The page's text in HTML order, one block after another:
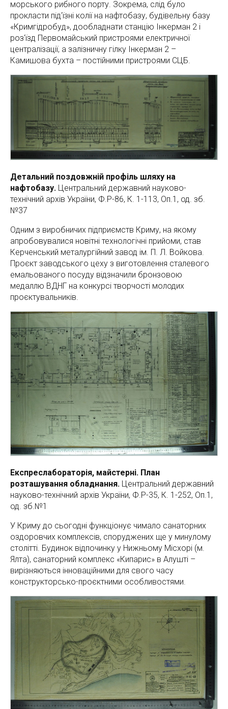
морського рибного порту. Зокрема, слід було
прокласти під'їзні колії на нафтобазу, будівельну базу
«Кримгідробуд», дообладнати станцію Інкерман 2 і
роз'їзд Первомайський пристроями електричної
централізації, а залізничну гілку Інкерман 2 –
Камишова бухта – постійними пристроями СЦБ.
Детальний поздовжній профіль шляху на
нафтобазу. Центральний державний науково-
технічний архів України, Ф.Р-86, К. 1-113, Оп.1, од. зб.
№37
Одним з виробничих підприємств Криму, на якому
апробовувалися новітні технологічні прийоми, став
Керченський металургійний завод ім. П. Л. Войкова.
Проєкт заводського цеху з виготовлення сталевого
емальованого посуду відзначили бронзовою
медаллю ВДНГ на конкурсі творчості молодих
проєктувальників.
Експреслабораторія, майстерні. План
розташування обладнання. Центральний державний
науково-технічний архів України, Ф.Р-35, К. 1-252, Оп.1,
од. зб.№1
У Криму до сьогодні функціонує чимало санаторних
оздоровчих комплексів, споруджених ще у минулому
столітті. Будинок відпочинку у Нижньому Місхорі (м.
Ялта), санаторний комплекс «Кипарис» в Алушті –
вирізняються інноваційними для свого часу
конструкторсько-проєктними особливостями.